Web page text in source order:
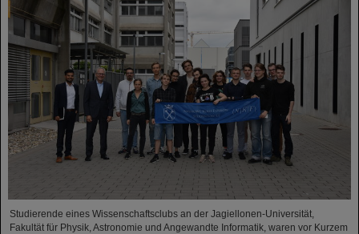
Studierende eines Wissenschaftsclubs an der Jagiellonen-Universität,
Fakultät für Physik, Astronomie und Angewandte Informatik, waren vor Kurzem